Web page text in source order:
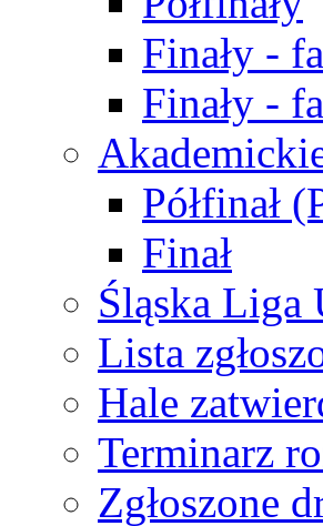
Finały -
Finały -
Półfinał
Finał
Śląska Liga
Lista
Hale
Terminarz
Zgłoszone